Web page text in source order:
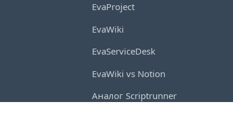
EvaProject
EvaWiki
EvaServiceDesk
EvaWiki vs Notion
Аналог Scriptrunner